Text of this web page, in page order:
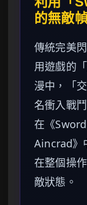
的無敵
傳統完美
用遊戲的
漫中，「
名衝入戰
在《
Aincrad》
在整個操
敵狀態。